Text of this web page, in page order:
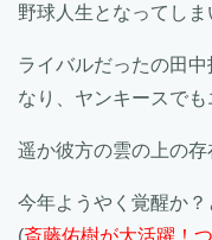
野球人生となってしま
ライバルだったの田
なり、ヤンキースでも
遥か彼方の雲の上の存
今年ようやく覚醒か？
(斎藤佑樹が大活躍！